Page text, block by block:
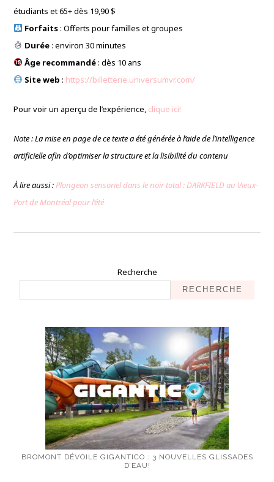
étudiants et 65+ dès 19,90 $
Forfaits: Offerts pour familles et groupes
Durée: environ 30 minutes
Âge recommandé: dès 10 ans
Site web : https://billetterie.universumvr.com/
Pour voir un aperçu de l’expérience, clique ici!
Note : La mise en page de ce texte a été générée à l’aide de l’intelligence
artificielle afin d’optimiser la structure et la lisibilité du contenu
À lire aussi :Plongeon sensoriel dans le noir total : DARKFIELD au Vieux-
Port de Montréal pour l’été
Recherche
RECHERCHE
BROMONT DÉVOILE GIGANTICO : 3 NOUVELLES GLISSADES
D’EAU!